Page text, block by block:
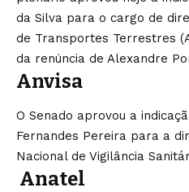
da Silva para o cargo de
de Transportes Terrestres
da renúncia de Alexandre
Anvisa
O Senado aprovou a
Fernandes Pereira para a
Nacional de Vigilância
Anatel